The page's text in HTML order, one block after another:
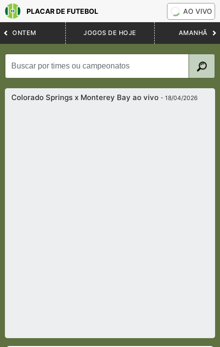
PLACAR DE FUTEBOL AO VIVO
ONTEM JOGOS DE HOJE AMANHÃ
Colorado Springs x Monterey Bay ao vivo- 18/04/2026